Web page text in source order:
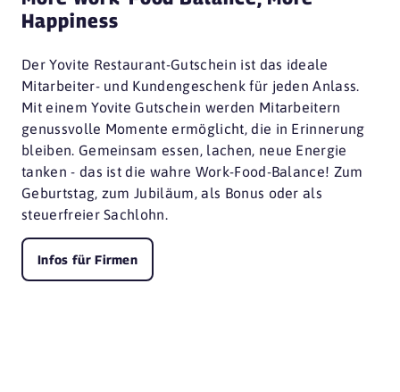
Happiness
Der Yovite Restaurant-Gutschein ist das ideale
Mitarbeiter- und Kundengeschenk für jeden Anlass.
Mit einem Yovite Gutschein werden Mitarbeitern
genussvolle Momente ermöglicht, die in Erinnerung
bleiben. Gemeinsam essen, lachen, neue Energie
tanken - das ist die wahre Work-Food-Balance! Zum
Geburtstag, zum Jubiläum, als Bonus oder als
steuerfreier Sachlohn.
Infos für Firmen